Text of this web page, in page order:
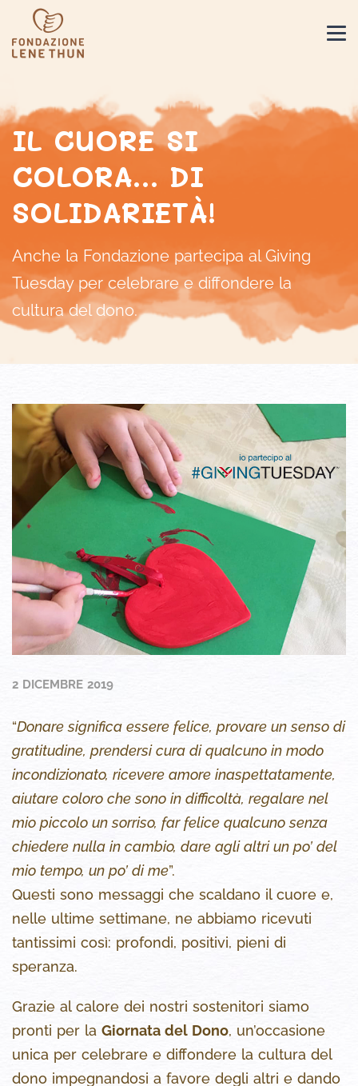
IL CUORE SI
COLORA… DI
SOLIDARIETÀ!
Anche la Fondazione partecipa al Giving
Tuesday per celebrare e diffondere la
cultura del dono.
2 DICEMBRE 2019
“Donare significa essere felice, provare un senso di
gratitudine, prendersi cura di qualcuno in modo
incondizionato, ricevere amore inaspettatamente,
aiutare coloro che sono in difficoltà, regalare nel
mio piccolo un sorriso, far felice qualcuno senza
chiedere nulla in cambio, dare agli altri un po’ del
mio tempo, un po’ di me”.
Questi sono messaggi che scaldano il cuore e,
nelle ultime settimane, ne abbiamo ricevuti
tantissimi così: profondi, positivi, pieni di
speranza.
Grazie al calore dei nostri sostenitori siamo
pronti per la Giornata del Dono, un’occasione
unica per celebrare e diffondere la cultura del
dono impegnandosi a favore degli altri e dando